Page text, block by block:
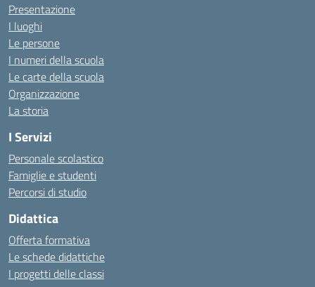
Presentazione
I luoghi
Le persone
I numeri della scuola
Le carte della scuola
Organizzazione
La storia
I Servizi
Personale scolastico
Famiglie e studenti
Percorsi di studio
Didattica
Offerta formativa
Le schede didattiche
I progetti delle classi